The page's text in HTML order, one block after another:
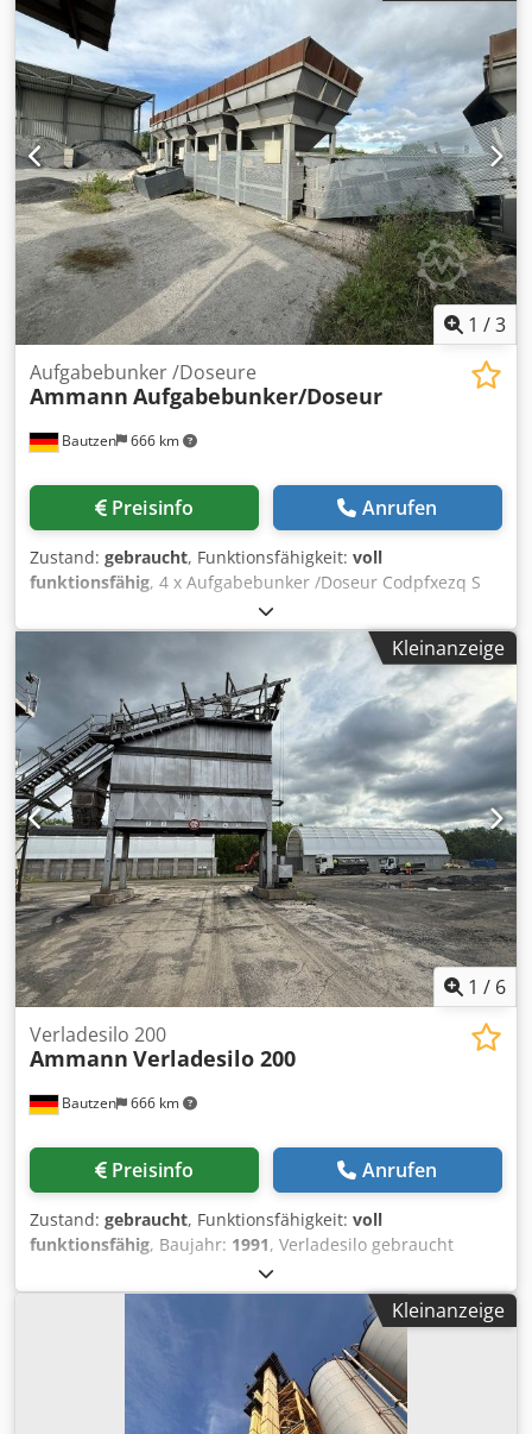
1 /3
Bautzen 666 km
Aufgabebunker /Doseure
Ammann Aufgabebunker/Doseur
Preisinfo Anrufen
Zustand: gebraucht, Funktionsfähigkeit: voll
funktionsfähig, 4 x Aufgabebunker /Doseur Codpfxezq S
Hus Af Eorf -Abzugsband -Förderband/Übergabeband -
elektrische Anlage soweit vorhanden
Kleinanzeige
1 / 6
Bautzen 666 km
Verladesilo 200
Ammann Verladesilo 200
Preisinfo Anrufen
Zustand: gebraucht, Funktionsfähigkeit: voll
funktionsfähig, Baujahr: 1991, Verladesilo gebraucht
Hersteller Ulrich Gesamtvolumen 200 t -Kübelbahn Codpfx
Aozq S Ewjf Esrf -Aufzugswinde -elektrische Anlage
Kleinanzeige